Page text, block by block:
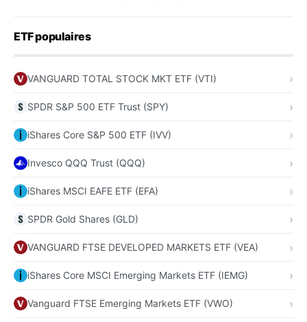
ETF populaires
VANGUARD TOTAL STOCK MKT ETF (VTI)
SPDR S&P 500 ETF Trust (SPY)
iShares Core S&P 500 ETF (IVV)
Invesco QQQ Trust (QQQ)
iShares MSCI EAFE ETF (EFA)
SPDR Gold Shares (GLD)
VANGUARD FTSE DEVELOPED MARKETS ETF (VEA)
iShares Core MSCI Emerging Markets ETF (IEMG)
Vanguard FTSE Emerging Markets ETF (VWO)